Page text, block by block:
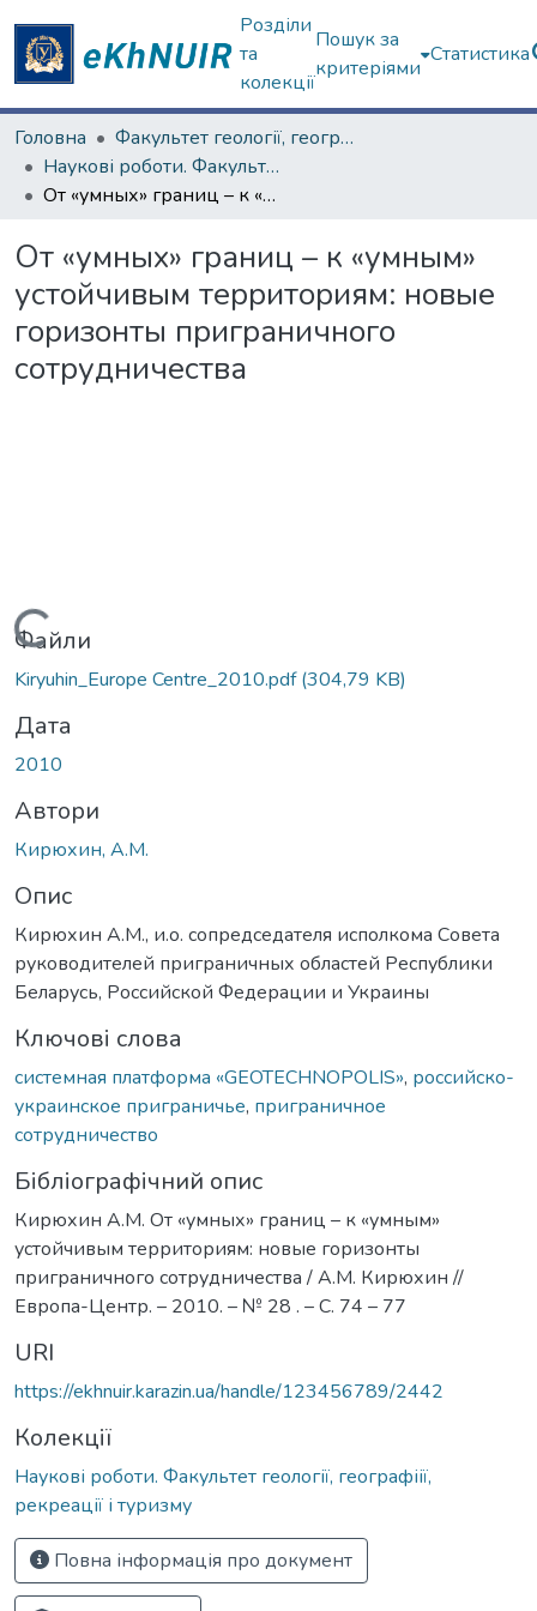
Розділи
та
колекції
Пошук за
критеріями
Статистика
Головна
Факультет геології, географіії, рекреації і туризму
Наукові роботи. Факультет геології, географіії, рекреації і туризму
От «умных» границ – к «умным» устойчивым территориям: новые горизонты приграничного сотрудничества
От «умных» границ – к «умным»
устойчивым территориям: новые
горизонты приграничного
сотрудничества
Вантажиться...
Файли
Kiryuhin_Europe Centre_2010.pdf(304,79 KB)
Дата
2010
Автори
Кирюхин, А.М.
Опис
Кирюхин А.М., и.о. сопредседателя исполкома Совета
руководителей приграничных областей Республики
Беларусь, Российской Федерации и Украины
Ключові слова
системная платформа «GEOTECHNOPOLIS», российско-
украинское приграничье, приграничное
сотрудничество
Бібліографічний опис
Кирюхин А.М. От «умных» границ – к «умным»
устойчивым территориям: новые горизонты
приграничного сотрудничества / А.М. Кирюхин //
Европа-Центр. – 2010. – № 28 . – С. 74 – 77
URI
https://ekhnuir.karazin.ua/handle/123456789/2442
Колекції
Наукові роботи. Факультет геології, географіії,
рекреації і туризму
Повна інформація про документ